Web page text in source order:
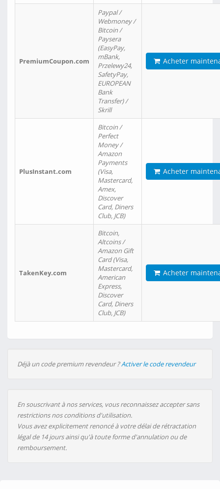
PremiumCoupon.com
Paypal /
Webmoney /
Bitcoin /
Paysera
(EasyPay,
mBank,
Przelewy24,
SafetyPay,
EUROPEAN
Bank
Transfer) /
Skrill
Acheter
PlusInstant.com
Bitcoin /
Perfect
Money /
Amazon
Payments
(Visa,
Mastercard,
Amex,
Discover
Card, Diners
Club, JCB)
Acheter
TakenKey.com
Bitcoin,
Altcoins /
Amazon Gift
Card (Visa,
Mastercard,
American
Express,
Discover
Card, Diners
Club, JCB)
Acheter
Déjà un code premium revendeur ?Activer le code revendeur
En souscrivant à nos services, vous reconnaissez accepter sans
restrictions nos conditions d'utilisation.
Vous avez explicitement renoncé à votre délai de rétractation
légal de 14 jours ainsi qu'à toute forme d'annulation ou de
remboursement.